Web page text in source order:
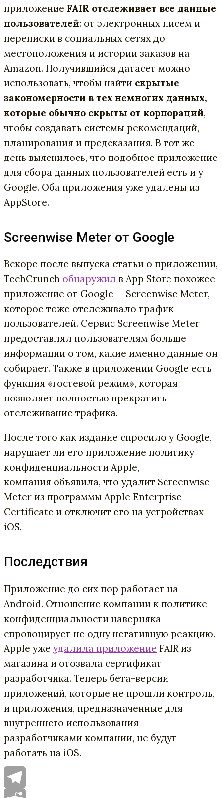
приложение FAIR отслеживает все данные
пользователей: от электронных писем и
переписки в социальных сетях до
местоположения и истории заказов на
Amazon. Получившийся датасет можно
использовать, чтобы найти скрытые
закономерности в тех немногих данных,
которые обычно скрыты от корпораций,
чтобы создавать системы рекомендаций,
планирования и предсказания. В тот же
день выяснилось, что подобное приложение
для сбора данных пользователей есть и у
Google. Оба приложения уже удалены из
AppStore.
Screenwise Meter от Google
Вскоре после выпуска статьи о приложении,
TechCrunch обнаружил в App Store похожее
приложение от Google — Screenwise Meter,
которое тоже отслеживало трафик
пользователей. Cервис Screenwise Meter
предоставлял пользователям больше
информации о том, какие именно данные он
собирает. Также в приложении Google есть
функция «гостевой режим», которая
позволяет полностью прекратить
отслеживание трафика.
После того как издание спросило у Google,
нарушает ли его приложение политику
конфиденциальности Apple,
компания объявила, что удалит Screenwise
Meter из программы Apple Enterprise
Certificate и отключит его на устройствах
iOS.
Последствия
Приложение до сих пор работает на
Android. Отношение компании к политике
конфиденциальности наверняка
спровоцирует не одну негативную реакцию.
Apple уже удалила приложение FAIR из
магазина и отозвала сертификат
разработчика. Теперь бета-версии
приложений, которые не прошли контроль,
и приложения, предназначенные для
внутреннего использования
разработчиками компании, не будут
работать на iOS.